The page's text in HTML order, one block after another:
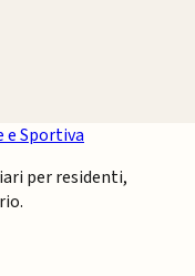
e Sportiva
per residenti,